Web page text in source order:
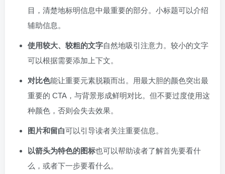
目，清楚地标明信息中最重要的部分。小标题可以介绍
辅助信息。
使用较大、较粗的文字自然地吸引注意力。较小的文字
可以根据需要添加上下文。
对比色能让重要元素脱颖而出。用最大胆的颜色突出最
重要的 CTA，与背景形成鲜明对比。但不要过度使用这
种颜色，否则会失去效果。
图片和留白可以引导读者关注重要信息。
以箭头为特色的图标也可以帮助读者了解首先要看什
么，或者下一步要看什么。